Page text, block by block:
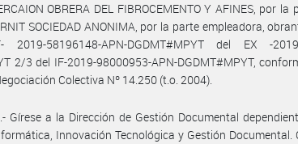
OBRERA DEL FIBROCEMENTO Y AFINES, por
SOCIEDAD ANONIMA, por la parte empleadora,
58196148-APN-DGDMT#MPYT del EX -2019-
2/3 del IF-2019-98000953-APN-DGDMT#MPYT,
Colectiva Nº 14.250 (t.o. 2004).
Gírese a la Dirección de Gestión Documental
Innovación Tecnológica y Gestión Documental.